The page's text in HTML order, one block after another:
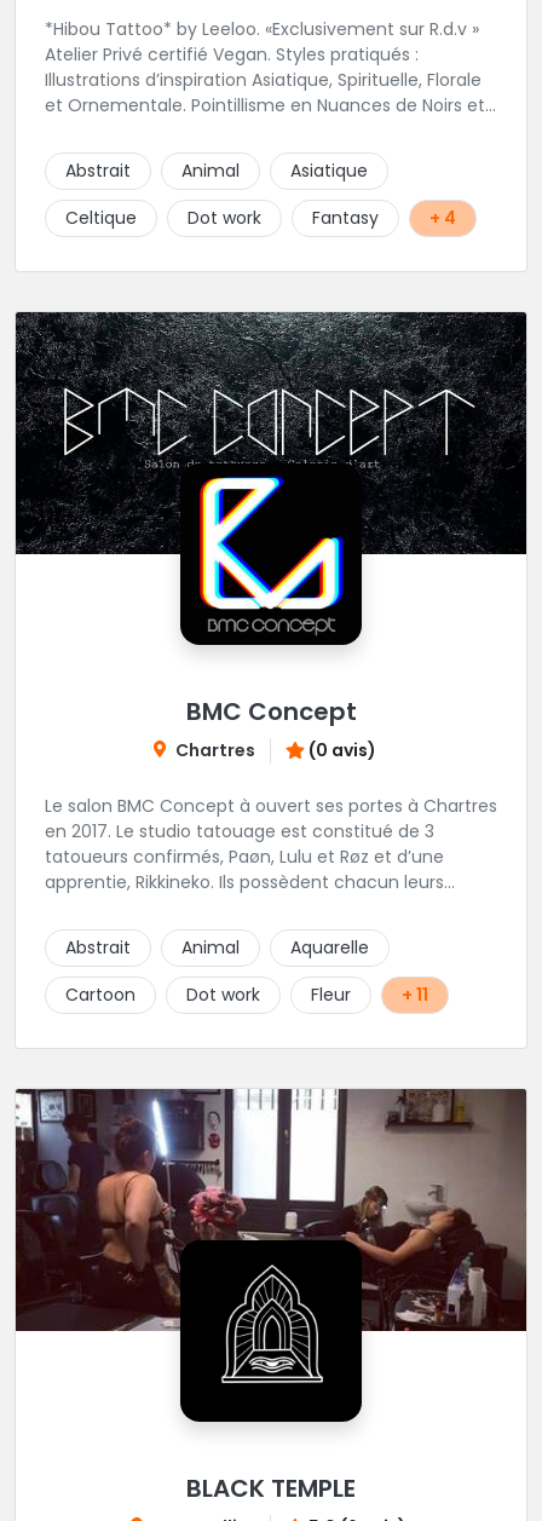
*Hibou Tattoo* by Leeloo. «Exclusivement sur R.d.v »
Atelier Privé certifié Vegan. Styles pratiqués :
Illustrations d’inspiration Asiatique, Spirituelle, Florale
et Ornementale. Pointillisme en Nuances de Noirs et
de l’Atelier :
https://www.facebook.com/HibouTattoos
Abstrait Animal
Asiatique
Celtique
Dot work Fantasy + 4
BMC Concept
Chartres (0 avis)
Le salon BMC Concept à ouvert ses portes à Chartres
en 2017. Le studio tatouage est constitué de 3
tatoueurs confirmés, Paøn, Lulu et Røz et d’une
apprentie, Rikkineko. Ils possèdent chacun leurs
souhaitant se faire tatouer de pouvoir construire un
projet entièrement personnalisé. Une pierceuse est
présente en Guest environ une semaine par mois au
salon.
Abstrait Animal
Aquarelle
Cartoon
Dot work Fleur + 11
BLACK TEMPLE